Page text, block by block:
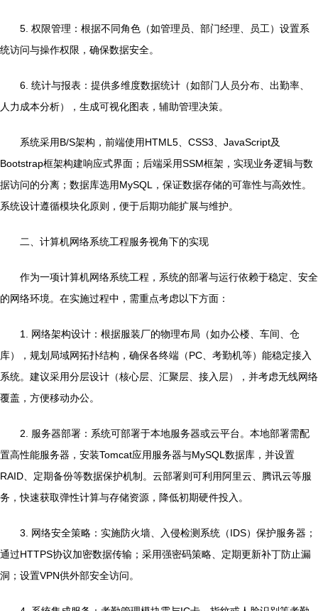
5. 权限管理：根据不同角色（如管理员、部门经理、员工）设置系
统访问与操作权限，确保数据安全。
6. 统计与报表：提供多维度数据统计（如部门人员分布、出勤率、
人力成本分析），生成可视化图表，辅助管理决策。
系统采用B/S架构，前端使用HTML5、CSS3、JavaScript及
Bootstrap框架构建响应式界面；后端采用SSM框架，实现业务逻辑与数
据访问的分离；数据库选用MySQL，保证数据存储的可靠性与高效性。
系统设计遵循模块化原则，便于后期功能扩展与维护。
二、计算机网络系统工程服务视角下的实现
作为一项计算机网络系统工程，系统的部署与运行依赖于稳定、安全
的网络环境。在实施过程中，需重点考虑以下方面：
1. 网络架构设计：根据服装厂的物理布局（如办公楼、车间、仓
库），规划局域网拓扑结构，确保各终端（PC、考勤机等）能稳定接入
系统。建议采用分层设计（核心层、汇聚层、接入层），并考虑无线网络
覆盖，方便移动办公。
2. 服务器部署：系统可部署于本地服务器或云平台。本地部署需配
置高性能服务器，安装Tomcat应用服务器与MySQL数据库，并设置
RAID、定期备份等数据保护机制。云部署则可利用阿里云、腾讯云等服
务，快速获取弹性计算与存储资源，降低初期硬件投入。
3. 网络安全策略：实施防火墙、入侵检测系统（IDS）保护服务器；
通过HTTPS协议加密数据传输；采用强密码策略、定期更新补丁防止漏
洞；设置VPN供外部安全访问。